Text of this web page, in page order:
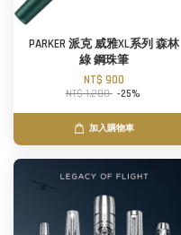
PARKER 派克 威雅XL系列 森林
綠 鋼珠筆
NT$ 900
NT$ 1,200 -25%
加入購物車